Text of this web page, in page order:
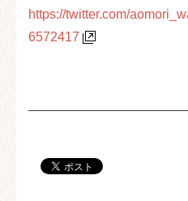
https://twitter.com/
6572417